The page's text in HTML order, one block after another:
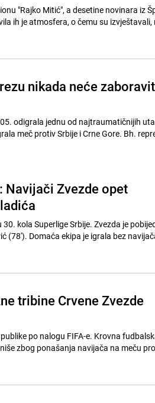
"Rajko Mitić", a desetine novinara iz
ih je atmosfera, o čemu su izvještavali,
nikada neće
odigrala jednu od najtraumatičnijih
meč protiv Srbije i Crne Gore. Bh.
Navijači Zvezde opet
kola Superlige Srbije. Zvezda je
(78'). Domaća ekipa je igrala bez
tribine Crvene Zvezde
po nalogu FIFA-e. Krovna
zbog ponašanja navijača na meču